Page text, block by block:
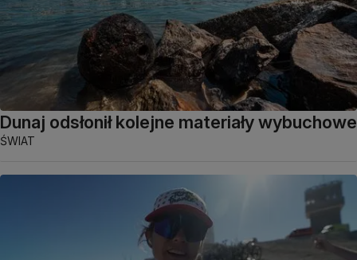
Dunaj odsłonił kolejne materiały wybuchowe
ŚWIAT